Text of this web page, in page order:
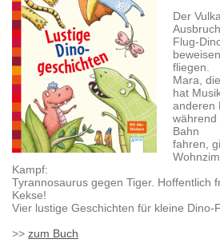
Der
Flug-
fliegen.
Mara,
hat
anderen
während
Bahn
fahren,
Kampf:
Tyrannosaurus gegen Tiger. Hoffentlich
Kekse!
Vier lustige Geschichten für kleine Dino-
>> zum Buch